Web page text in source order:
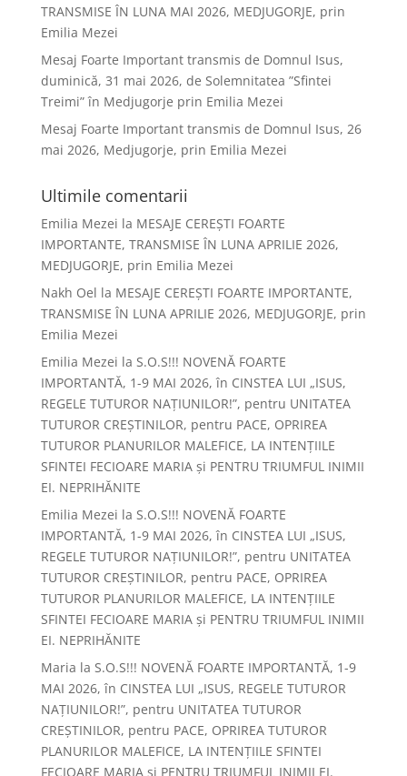
TRANSMISE ÎN LUNA MAI 2026, MEDJUGORJE, prin
Emilia Mezei
Mesaj Foarte Important transmis de Domnul Isus,
duminică, 31 mai 2026, de Solemnitatea ”Sfintei
Treimi” în Medjugorje prin Emilia Mezei
Mesaj Foarte Important transmis de Domnul Isus, 26
mai 2026, Medjugorje, prin Emilia Mezei
Ultimile comentarii
Emilia Mezei la MESAJE CEREȘTI FOARTE
IMPORTANTE, TRANSMISE ÎN LUNA APRILIE 2026,
MEDJUGORJE, prin Emilia Mezei
Nakh Oel la MESAJE CEREȘTI FOARTE IMPORTANTE,
TRANSMISE ÎN LUNA APRILIE 2026, MEDJUGORJE, prin
Emilia Mezei
Emilia Mezei la S.O.S!!! NOVENĂ FOARTE
IMPORTANTĂ, 1-9 MAI 2026, în CINSTEA LUI „ISUS,
REGELE TUTUROR NAȚIUNILOR!”, pentru UNITATEA
TUTUROR CREȘTINILOR, pentru PACE, OPRIREA
TUTUROR PLANURILOR MALEFICE, LA INTENȚIILE
SFINTEI FECIOARE MARIA și PENTRU TRIUMFUL INIMII
EI. NEPRIHĂNITE
Emilia Mezei la S.O.S!!! NOVENĂ FOARTE
IMPORTANTĂ, 1-9 MAI 2026, în CINSTEA LUI „ISUS,
REGELE TUTUROR NAȚIUNILOR!”, pentru UNITATEA
TUTUROR CREȘTINILOR, pentru PACE, OPRIREA
TUTUROR PLANURILOR MALEFICE, LA INTENȚIILE
SFINTEI FECIOARE MARIA și PENTRU TRIUMFUL INIMII
EI. NEPRIHĂNITE
Maria la S.O.S!!! NOVENĂ FOARTE IMPORTANTĂ, 1-9
MAI 2026, în CINSTEA LUI „ISUS, REGELE TUTUROR
NAȚIUNILOR!”, pentru UNITATEA TUTUROR
CREȘTINILOR, pentru PACE, OPRIREA TUTUROR
PLANURILOR MALEFICE, LA INTENȚIILE SFINTEI
FECIOARE MARIA și PENTRU TRIUMFUL INIMII EI.